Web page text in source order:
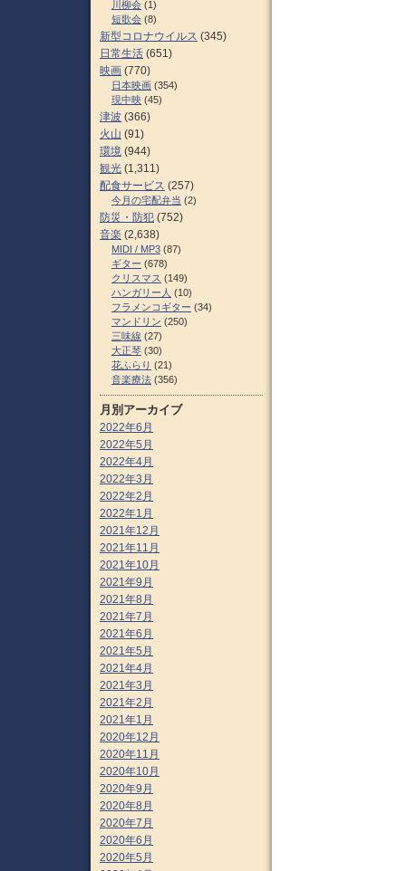
川柳会 (1)
短歌会 (8)
新型コロナウイルス (345)
日常生活 (651)
映画 (770)
日本映画 (354)
現中映 (45)
津波 (366)
火山 (91)
環境 (944)
観光 (1,311)
配食サービス (257)
今月の宅配弁当 (2)
防災・防犯 (752)
音楽 (2,638)
MIDI / MP3 (87)
ギター (678)
クリスマス (149)
ハンガリー人 (10)
フラメンコギター (34)
マンドリン (250)
三味線 (27)
大正琴 (30)
花ふらり (21)
音楽療法 (356)
月別アーカイブ
2022年6月
2022年5月
2022年4月
2022年3月
2022年2月
2022年1月
2021年12月
2021年11月
2021年10月
2021年9月
2021年8月
2021年7月
2021年6月
2021年5月
2021年4月
2021年3月
2021年2月
2021年1月
2020年12月
2020年11月
2020年10月
2020年9月
2020年8月
2020年7月
2020年6月
2020年5月